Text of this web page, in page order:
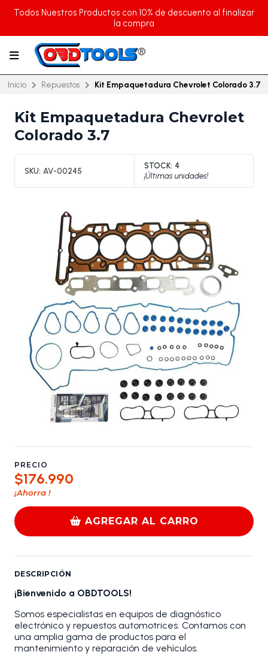
Todos Nuestros Productos con 10% de descuento al finalizar
la compra
Inicio Repuestos Kit Empaquetadura Chevrolet Colorado 3.7
Kit Empaquetadura Chevrolet
Colorado 3.7
SKU: AV-00245
STOCK: 4
¡Últimas unidades!
PRECIO
$176.990
¡Ahorra !
AGREGAR AL CARRO
DESCRIPCIÓN
¡Bienvenido a OBDTOOLS!
Somos especialistas en equipos de diagnóstico
electrónico y repuestos automotrices. Contamos con
una amplia gama de productos para el
mantenimiento y reparación de vehículos.